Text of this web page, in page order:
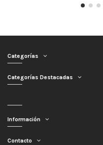
Categorías
Categorías Destacadas
Información
Contacto